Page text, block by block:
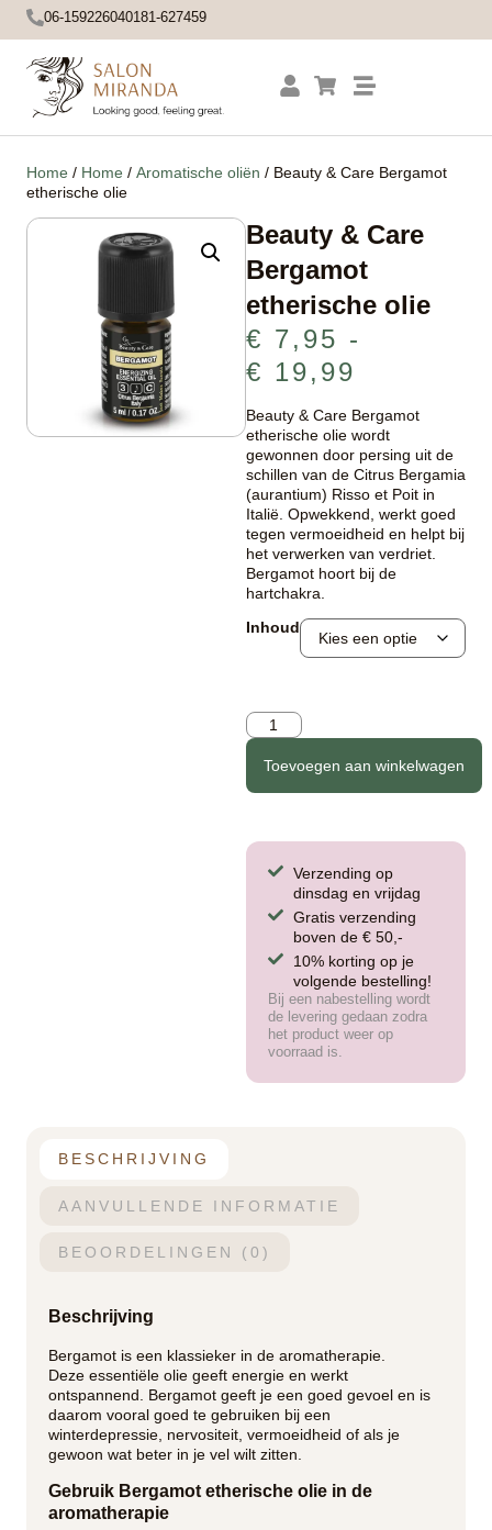
06-159226040181-627459
Home / Home / Aromatische oliën / Beauty & Care Bergamot
etherische olie
Beauty & Care
Bergamot
etherische olie
€ 7,95 -
€ 19,99
Beauty & Care Bergamot
etherische olie wordt
gewonnen door persing uit de
schillen van de Citrus Bergamia
(aurantium) Risso et Poit in
Italië. Opwekkend, werkt goed
tegen vermoeidheid en helpt bij
het verwerken van verdriet.
Bergamot hoort bij de
hartchakra.
Inhoud
Toevoegen aan winkelwagen
Verzending op
dinsdag en vrijdag
Gratis verzending
boven de € 50,-
10% korting op je
volgende bestelling!
Bij een nabestelling wordt
de levering gedaan zodra
het product weer op
voorraad is.
BESCHRIJVING
AANVULLENDE INFORMATIE
BEOORDELINGEN (0)
Beschrijving
Bergamot is een klassieker in de aromatherapie.
Deze essentiële olie geeft energie en werkt
ontspannend. Bergamot geeft je een goed gevoel en is
daarom vooral goed te gebruiken bij een
winterdepressie, nervositeit, vermoeidheid of als je
gewoon wat beter in je vel wilt zitten.
Gebruik Bergamot etherische olie in de
aromatherapie